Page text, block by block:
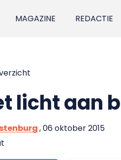
MAGAZINE REDACTIE
licht aan
, 06 oktober 2015